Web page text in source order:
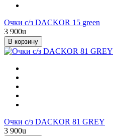
Очки с/з DACKOR 15 green
3 900u
В корзину
Очки с/з DACKOR 81 GREY
3 900u